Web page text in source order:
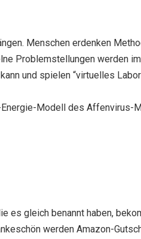
Menschen erdenken
Problemstellungen werden
und spielen “virtuelles
Energie-Modell des Affenvirus-
es gleich benannt haben,
werden Amazon-